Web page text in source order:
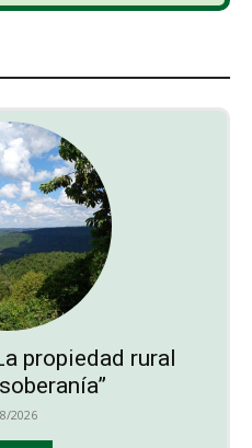
propiedad rural
2026